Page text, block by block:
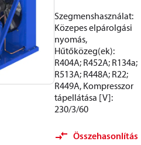
Szegmenshasználat:
Közepes elpárolgási
nyomás,
Hűtőközeg(ek):
R404A; R452A; R134a;
R513A; R448A; R22;
R449A, Kompresszor
tápellátása [V]:
230/3/60
Összehasonlítás